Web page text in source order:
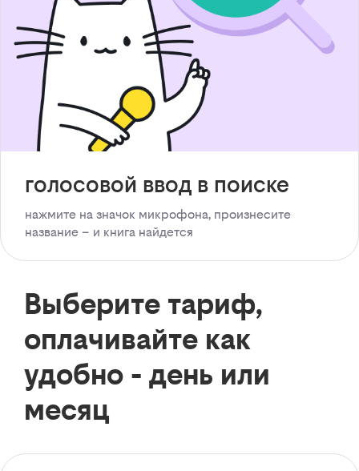
голосовой ввод в поиске
нажмите на значок микрофона, произнесите
название – и книга найдется
Выберите тариф,
оплачивайте как
удобно - день или
месяц